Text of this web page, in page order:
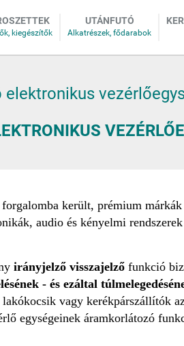
UTÁNFUTÓ
került, prémium
audio és kényelmi
irányjelző visszajelző funkció
- és ezáltal
lakókocsik vagy kerékpárszállítók
egységeinek áramkorlátozó